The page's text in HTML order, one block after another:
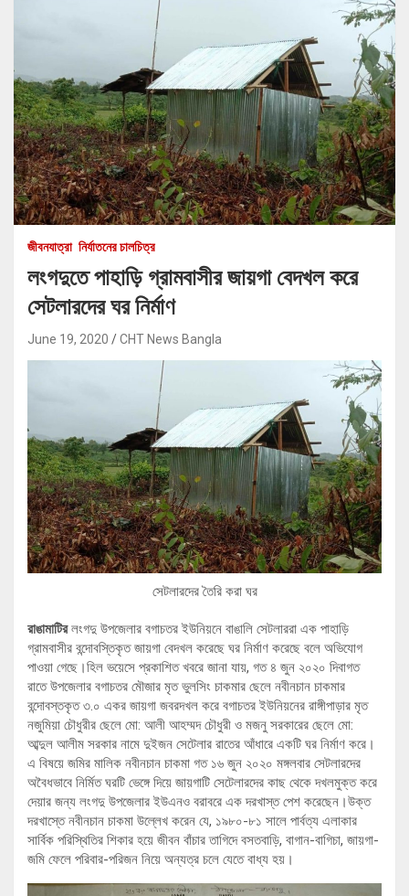
জীবনযাত্রা নির্যাতনের চালচিত্র
লংগদুতে পাহাড়ি গ্রামবাসীর জায়গা বেদখল করে
সেটলারদের ঘর নির্মাণ
June 19, 2020 CHT News Bangla
সেটলারদের তৈরি করা ঘর
রাঙামাটিরলংগদু উপজেলার বগাচতর ইউনিয়নে বাঙালি সেটলাররা এক পাহাড়ি
গ্রামবাসীর বন্দোবস্তিকৃত জায়গা বেদখল করেছে ঘর নির্মাণ করেছে বলে অভিযোগ
পাওয়া গেছে।হিল ভয়েসে প্রকাশিত খবরে জানা যায়, গত ৪ জুন ২০২০ দিবাগত
রাতে উপজেলার বগাচতর মৌজার মৃত ভুলসিং চাকমার ছেলে নবীনচান চাকমার
বন্দোবস্তকৃত ৩.০ একর জায়গা জবরদখল করে বগাচতর ইউনিয়নের রাঙ্গীপাড়ার মৃত
নজুমিয়া চৌধুরীর ছেলে মো: আলী আহম্মদ চৌধুরী ও মজনু সরকারের ছেলে মো:
আব্দুল আলীম সরকার নামে দুইজন সেটেলার রাতের আঁধারে একটি ঘর নির্মাণ করে।
এ বিষয়ে জমির মালিক নবীনচান চাকমা গত ১৬ জুন ২০২০ মঙ্গলবার সেটলারদের
অবৈধভাবে নির্মিত ঘরটি ভেঙ্গে দিয়ে জায়গাটি সেটেলারদের কাছ থেকে দখলমুক্ত করে
দেয়ার জন্য লংগদু উপজেলার ইউএনও বরাবরে এক দরখাস্ত পেশ করেছেন।উক্ত
দরখাস্তে নবীনচান চাকমা উল্লেখ করেন যে, ১৯৮০-৮১ সালে পার্বত্য এলাকার
সার্বিক পরিস্থিতির শিকার হয়ে জীবন বাঁচার তাগিদে বসতবাড়ি, বাগান-বাগিচা, জায়গা-
জমি ফেলে পরিবার-পরিজন নিয়ে অন্যত্র চলে যেতে বাধ্য হয়।